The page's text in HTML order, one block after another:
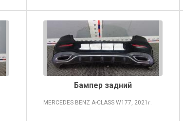
Бампер задний
MERCEDES BENZ A-CLASS W177, 2021 г.